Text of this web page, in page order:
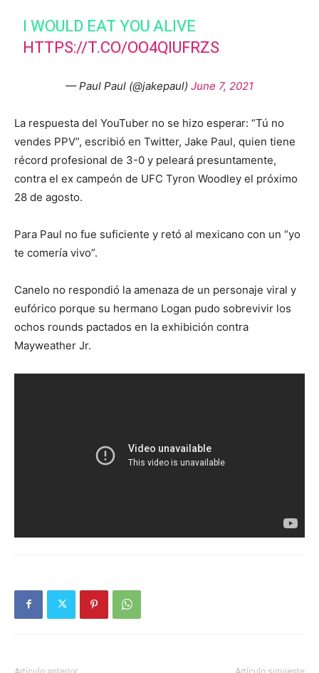
I WOULD EAT YOU ALIVE
HTTPS://T.CO/OO4QIUFRZS
— Paul Paul (@jakepaul) June 7, 2021
La respuesta del YouTuber no se hizo esperar: “Tú no
vendes PPV”, escribió en Twitter, Jake Paul, quien tiene
récord profesional de 3-0 y peleará presuntamente,
contra el ex campeón de UFC Tyron Woodley el próximo
28 de agosto.
Para Paul no fue suficiente y retó al mexicano con un “yo
te comería vivo”.
Canelo no respondió la amenaza de un personaje viral y
eufórico porque su hermano Logan pudo sobrevivir los
ochos rounds pactados en la exhibición contra
Mayweather Jr.